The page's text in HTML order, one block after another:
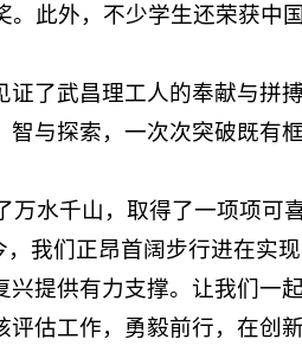
此外，不少学生还荣获中
了武昌理工人的奉献与拼
与探索，一次次突破既有
水千山，取得了一项项可
我们正昂首阔步行进在实
提供有力支撑。让我们一
估工作，勇毅前行，在创